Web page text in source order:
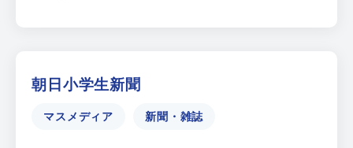
朝日小学生新聞
マスメディア 新聞・雑誌